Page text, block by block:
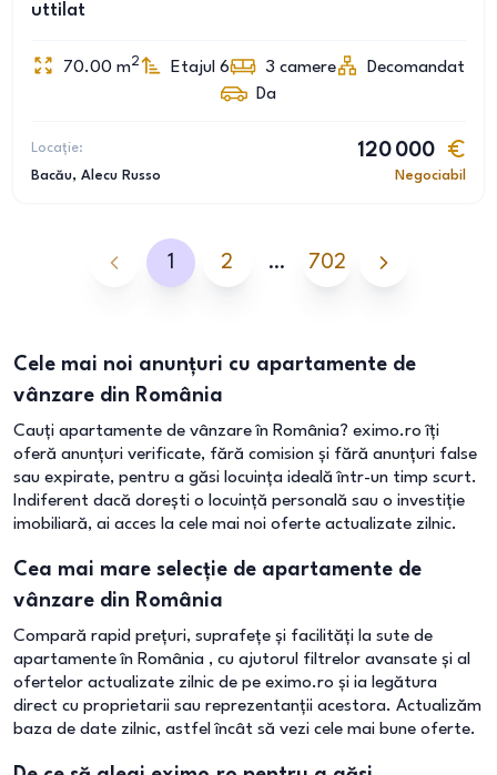
uttilat
70.00 m2 Etajul 6 3 camere
Decomandat
Da
Locație:
Bacău, Alecu Russo
120 000
Negociabil
1 2 … 702
Cele mai noi anunțuri cu apartamente de
vânzare din România
Cauți apartamente de vânzare în România? eximo.ro îți
oferă anunțuri verificate, fără comision și fără anunțuri false
sau expirate, pentru a găsi locuința ideală într-un timp scurt.
Indiferent dacă dorești o locuință personală sau o investiție
imobiliară, ai acces la cele mai noi oferte actualizate zilnic.
Cea mai mare selecție de apartamente de
vânzare din România
Compară rapid prețuri, suprafețe și facilități la sute de
apartamente în România , cu ajutorul filtrelor avansate și al
ofertelor actualizate zilnic de pe eximo.ro și ia legătura
direct cu proprietarii sau reprezentanții acestora. Actualizăm
baza de date zilnic, astfel încât să vezi cele mai bune oferte.